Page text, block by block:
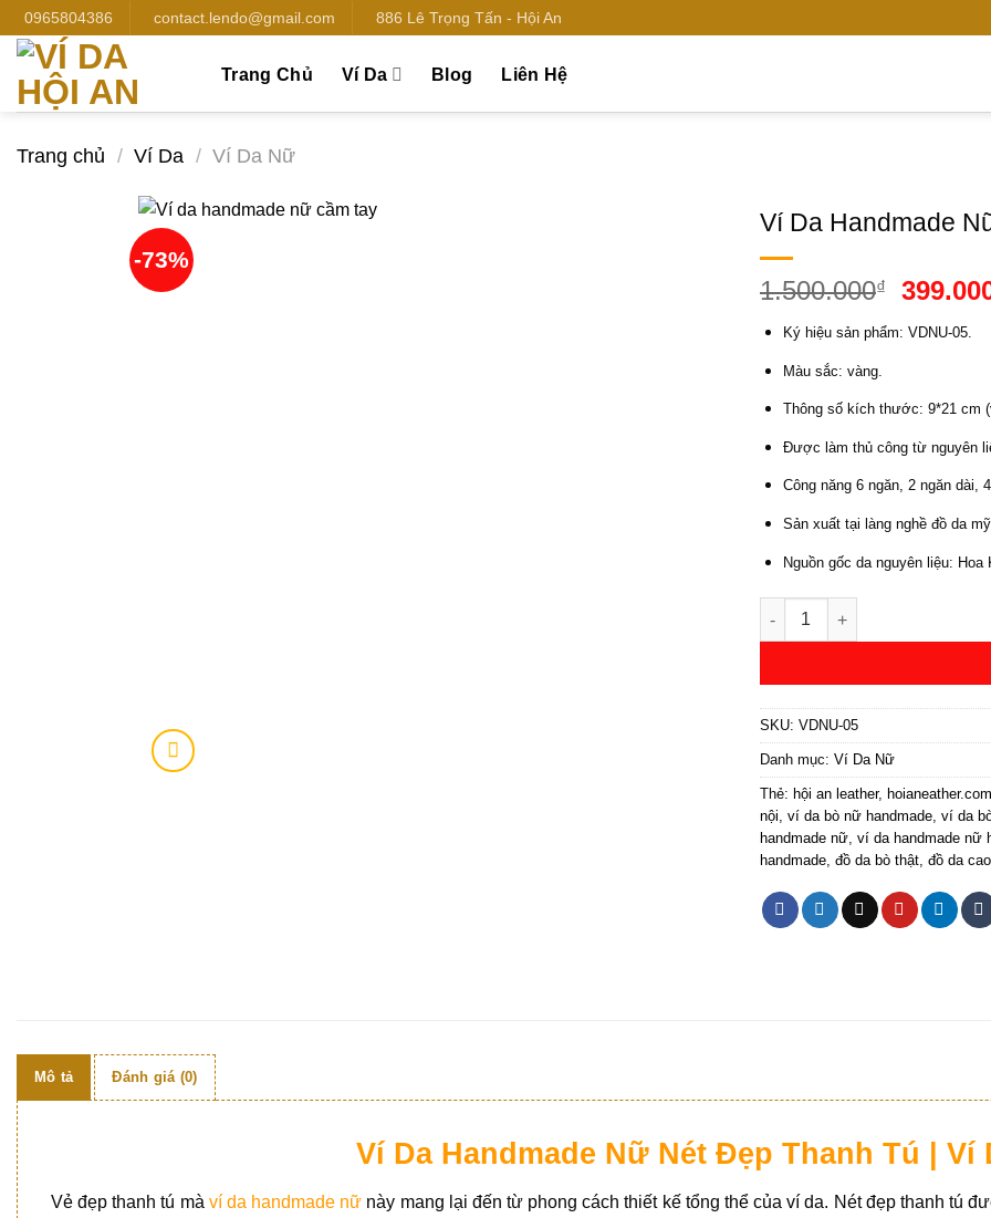
qua
dung
0965804386 contact.lendo@gmail.com 886 Lê Trọng Tấn - Hội An
Trang Chủ Ví Da Blog Liên Hệ
Trang chủ / Ví Da / Ví Da Nữ
-73%
Ví Da Handmade
1.500.000₫
Giá
là:
Ký hiệu sản phẩm: VDNU-05.
Màu sắc: vàng.
Thông số kích thước: 9*21 cm
Được làm thủ công từ nguyên
Công năng 6 ngăn, 2 ngăn dài,
Sản xuất tại làng nghề đồ da
Nguồn gốc da nguyên liệu:
Ví Da Handmade Nữ Nét Đẹp
SKU: VDNU-05
Danh mục: Ví Da Nữ
Thẻ: hội an leather, hoianeather.com
nội, ví da bò nữ handmade, ví da
handmade nữ, ví da handmade nữ
handmade, đồ da bò thật, đồ da
Mô tả Đánh giá (0)
Ví Da Handmade Nữ Nét Đẹp Thanh Tú | Ví
Vẻ đẹp thanh tú mà ví da handmade nữ này mang lại đến từ phong cách thiết kế tổng thể của ví da. Nét đẹp thanh tú